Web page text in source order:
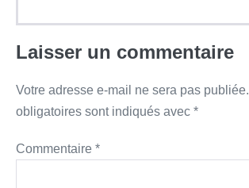
Laisser un commentaire
Votre adresse e-mail ne sera pas publiée.
obligatoires sont indiqués avec *
Commentaire *